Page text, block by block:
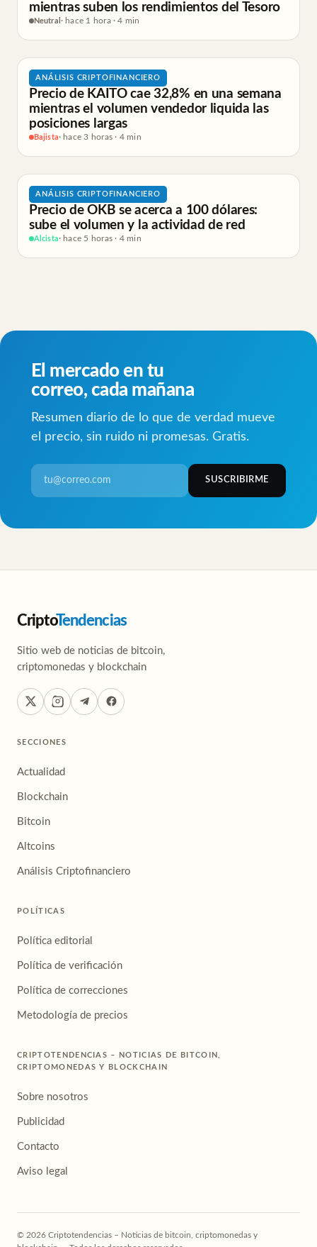
mientras suben los rendimientos del Tesoro
Neutral · hace 1 hora · 4 min
ANÁLISIS CRIPTOFINANCIERO
Precio de KAITO cae 32,8% en una semana
mientras el volumen vendedor liquida las
posiciones largas
Bajista· hace 3 horas · 4 min
ANÁLISIS CRIPTOFINANCIERO
Precio de OKB se acerca a 100 dólares:
sube el volumen y la actividad de red
Alcista· hace 5 horas · 4 min
El mercado en tu
correo, cada mañana
Resumen diario de lo que de verdad mueve
el precio, sin ruido ni promesas. Gratis.
SUSCRIBIRME
CriptoTendencias
Sitio web de noticias de bitcoin,
criptomonedas y blockchain
SECCIONES
Actualidad
Blockchain
Bitcoin
Altcoins
Análisis Criptofinanciero
POLÍTICAS
Política editorial
Política de verificación
Política de correcciones
Metodología de precios
CRIPTOTENDENCIAS – NOTICIAS DE BITCOIN,
CRIPTOMONEDAS Y BLOCKCHAIN
Sobre nosotros
Publicidad
Contacto
Aviso legal
© 2026 Criptotendencias – Noticias de bitcoin, criptomonedas y